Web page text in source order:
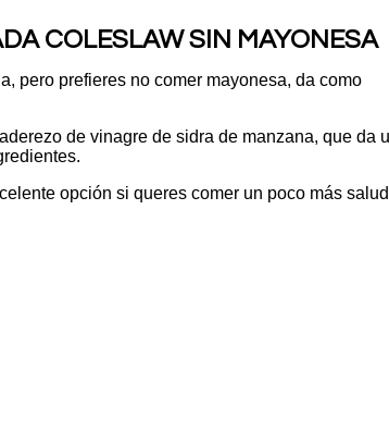
COLESLAW SIN MAYONESA
pero prefieres no comer mayonesa, da como
de vinagre de sidra de manzana, que da
opción si queres comer un poco más